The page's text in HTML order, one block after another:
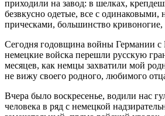
приходили на завод: в шелках,
безвкусно одетые, все с
прическами, большинство кривоногие,
Сегодня годовщина войны Германии с
немецкие войска перешли русскую
месяцев, как немцы захватили мой
не вижу своего родного, любимого
Вчера было воскресенье, водили нас
человека в ряд с немецкой